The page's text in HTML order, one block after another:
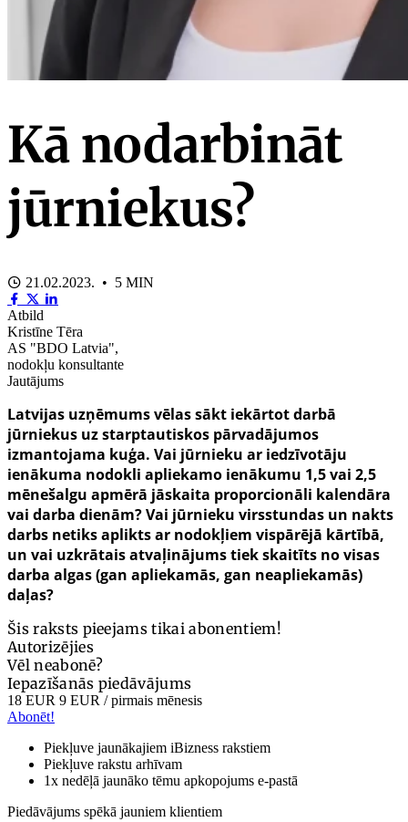
Kā nodarbināt
jūrniekus?
21.02.2023. • 5 MIN
Atbild
Kristīne Tēra
AS "BDO Latvia",
nodokļu konsultante
Jautājums
Latvijas uzņēmums vēlas sākt iekārtot darbā
jūrniekus uz starptautiskos pārvadājumos
izmantojama kuģa. Vai jūrnieku ar iedzīvotāju
ienākuma nodokli apliekamo ienākumu 1,5 vai 2,5
mēnešalgu apmērā jāskaita proporcionāli kalendāra
vai darba dienām? Vai jūrnieku virsstundas un nakts
darbs netiks aplikts ar nodokļiem vispārējā kārtībā,
un vai uzkrātais atvaļinājums tiek skaitīts no visas
darba algas (gan apliekamās, gan neapliekamās)
daļas?
Šis raksts pieejams tikai abonentiem!
Autorizējies
Vēl neabonē?
Iepazīšanās piedāvājums
18 EUR 9 EUR / pirmais mēnesis
Abonēt!
Piekļuve jaunākajiem iBizness rakstiem
Piekļuve rakstu arhīvam
1x nedēļā jaunāko tēmu apkopojums e-pastā
Piedāvājums spēkā jauniem klientiem